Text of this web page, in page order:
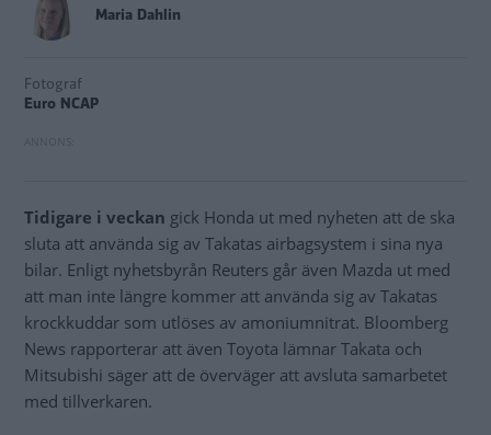
Maria Dahlin
Fotograf
Euro NCAP
Tidigare i veckan gick Honda ut med nyheten att de ska
sluta att använda sig av Takatas airbagsystem i sina nya
bilar. Enligt nyhetsbyrån Reuters går även Mazda ut med
att man inte längre kommer att använda sig av Takatas
krockkuddar som utlöses av amoniumnitrat. Bloomberg
News rapporterar att även Toyota lämnar Takata och
Mitsubishi säger att de överväger att avsluta samarbetet
med tillverkaren.